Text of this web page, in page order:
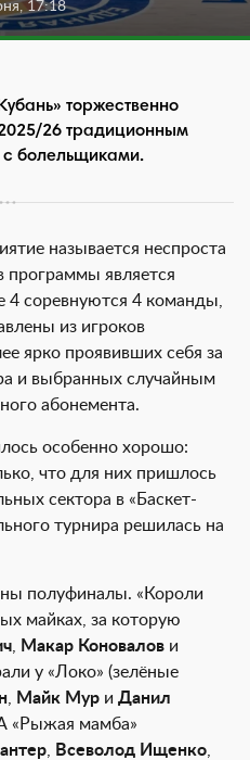
17:18
торжественно
26 традиционным
с болельщиками.
называется неспроста
программы является
4 соревнуются 4 команды,
из игроков
ярко проявивших себя за
и выбранных случайным
абонемента.
особенно хорошо:
что для них пришлось
сектора в «Баскет-
турнира решилась на
полуфиналы. «Короли
майках, за которую
Макар Коновалов и
у «Локо» (зелёные
Майк Мур и Данил
«Рыжая мамба»
Всеволод Ищенко